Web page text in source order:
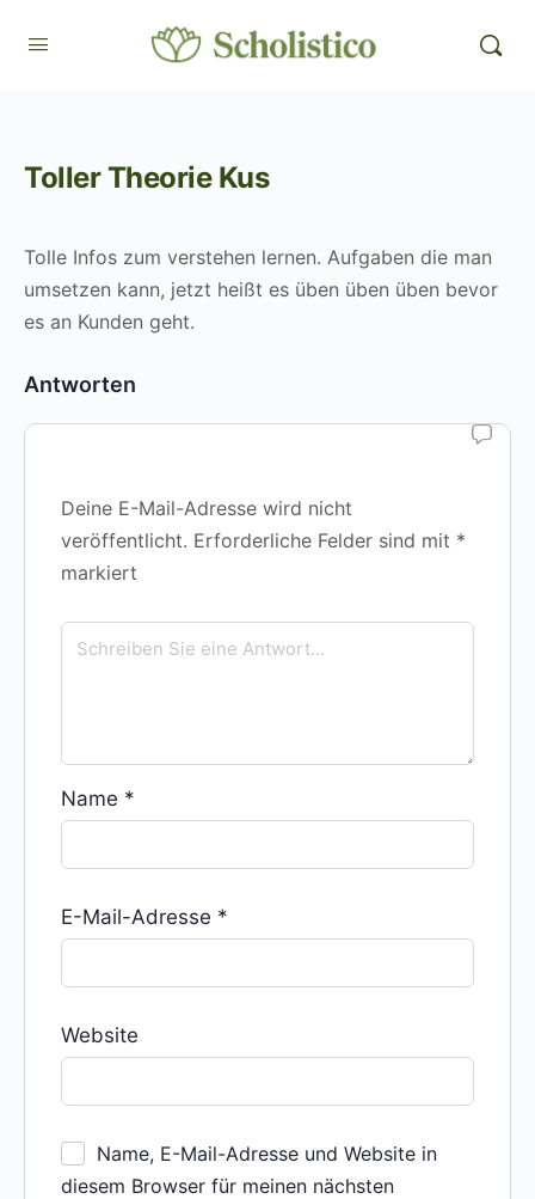
Toller Theorie Kus
Tolle Infos zum verstehen lernen. Aufgaben die man
umsetzen kann, jetzt heißt es üben üben üben bevor
es an Kunden geht.
Antworten
Deine E-Mail-Adresse wird nicht
veröffentlicht. Erforderliche Felder sind mit *
markiert
Name *
E-Mail-Adresse *
Website
Name, E-Mail-Adresse und Website in
diesem Browser für meinen nächsten